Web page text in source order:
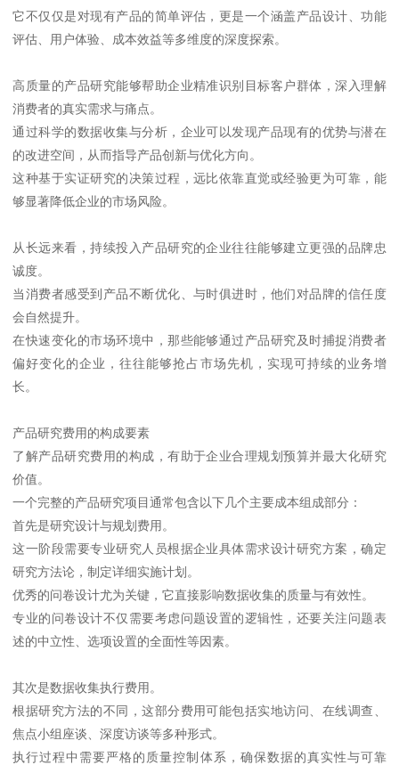
它不仅仅是对现有产品的简单评估，更是一个涵盖产品设计、功能
评估、用户体验、成本效益等多维度的深度探索。
高质量的产品研究能够帮助企业精准识别目标客户群体，深入理解
消费者的真实需求与痛点。
通过科学的数据收集与分析，企业可以发现产品现有的优势与潜在
的改进空间，从而指导产品创新与优化方向。
这种基于实证研究的决策过程，远比依靠直觉或经验更为可靠，能
够显著降低企业的市场风险。
从长远来看，持续投入产品研究的企业往往能够建立更强的品牌忠
诚度。
当消费者感受到产品不断优化、与时俱进时，他们对品牌的信任度
会自然提升。
在快速变化的市场环境中，那些能够通过产品研究及时捕捉消费者
偏好变化的企业，往往能够抢占市场先机，实现可持续的业务增
长。
产品研究费用的构成要素
了解产品研究费用的构成，有助于企业合理规划预算并最大化研究
价值。
一个完整的产品研究项目通常包含以下几个主要成本组成部分：
首先是研究设计与规划费用。
这一阶段需要专业研究人员根据企业具体需求设计研究方案，确定
研究方法论，制定详细实施计划。
优秀的问卷设计尤为关键，它直接影响数据收集的质量与有效性。
专业的问卷设计不仅需要考虑问题设置的逻辑性，还要关注问题表
述的中立性、选项设置的全面性等因素。
其次是数据收集执行费用。
根据研究方法的不同，这部分费用可能包括实地访问、在线调查、
焦点小组座谈、深度访谈等多种形式。
执行过程中需要严格的质量控制体系，确保数据的真实性与可靠